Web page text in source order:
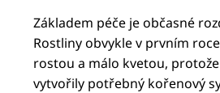
Základem péče je občasné
Rostliny obvykle v prvním
rostou a málo kvetou,
vytvořily potřebný kořenový